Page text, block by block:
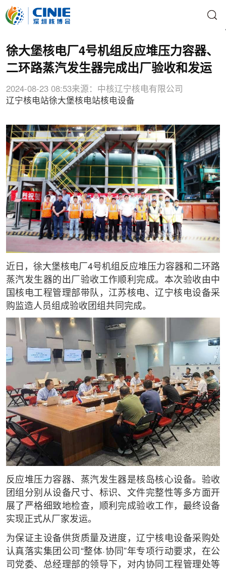
徐大堡核电厂4号机组反应堆压力容器、
二环路蒸汽发生器完成出厂验收和发运
2024-08-23 08:53来源：中核辽宁核电有限公司
辽宁核电站徐大堡核电站核电设备
近日，徐大堡核电厂4号机组反应堆压力容器和二环路
蒸汽发生器的出厂验收工作顺利完成。本次验收由中
国核电工程管理部带队，江苏核电、辽宁核电设备采
购监造人员组成验收团组共同完成。
反应堆压力容器、蒸汽发生器是核岛核心设备。验收
团组分别从设备尺寸、标识、文件完整性等多方面开
展了严格细致地检查，顺利完成验收工作，最终设备
实现正式从厂家发运。
为保证主设备供货质量及进度，辽宁核电设备采购处
认真落实集团公司“整体·协同”年专项行动要求，在公
司党委、总经理部的领导下，对内协同工程管理处等